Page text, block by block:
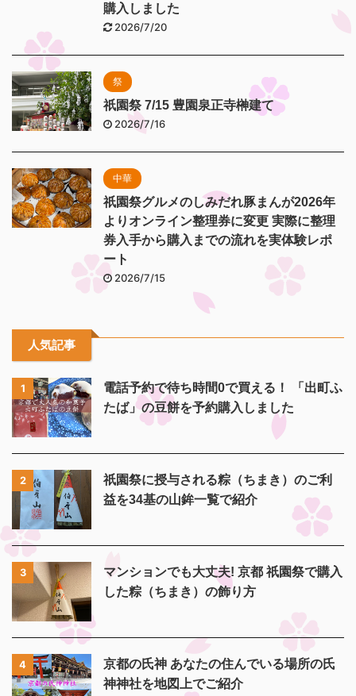
購入しました
2026/7/20
祭
祇園祭 7/15 豊園泉正寺榊建て
2026/7/16
中華
祇園祭グルメのしみだれ豚まんが2026年
よりオンライン整理券に変更 実際に整理
券入手から購入までの流れを実体験レポ
ート
2026/7/15
人気記事
1
電話予約で待ち時間0で買える！ 「出町ふ
たば」の豆餅を予約購入しました
2
祇園祭に授与される粽（ちまき）のご利
益を34基の山鉾一覧で紹介
3
マンションでも大丈夫! 京都 祇園祭で購入
した粽（ちまき）の飾り方
4
京都の氏神 あなたの住んでいる場所の氏
神神社を地図上でご紹介